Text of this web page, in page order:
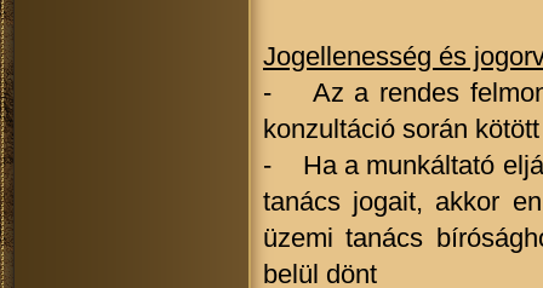
Jogellenesség és
- Az a rendes
konzultáció során
- Ha a munkáltató
tanács jogait, akkor
üzemi tanács
belül dönt